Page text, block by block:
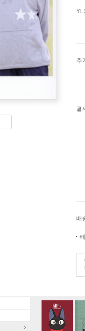
추
결
배